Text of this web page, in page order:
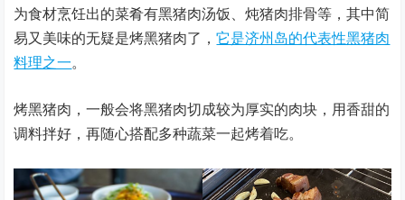
为食材烹饪出的菜肴有黑猪肉汤饭、炖猪肉排骨等，其中简
易又美味的无疑是烤黑猪肉了，它是济州岛的代表性黑猪肉
料理之一。
烤黑猪肉，一般会将黑猪肉切成较为厚实的肉块，用香甜的
调料拌好，再随心搭配多种蔬菜一起烤着吃。